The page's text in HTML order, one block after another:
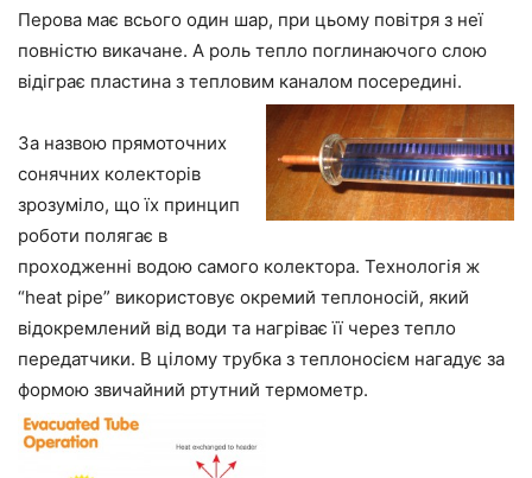
Перова має всього один шар, при цьому повітря з неї
повністю викачане. А роль тепло поглинаючого слою
відіграє пластина з тепловим каналом посередині.
За назвою прямоточних
сонячних колекторів
зрозуміло, що їх принцип
роботи полягає в
проходженні водою самого колектора. Технологія ж
“heat pipe” використовує окремий теплоносій, який
відокремлений від води та нагріває її через тепло
передатчики. В цілому трубка з теплоносієм нагадує за
формою звичайний ртутний термометр.